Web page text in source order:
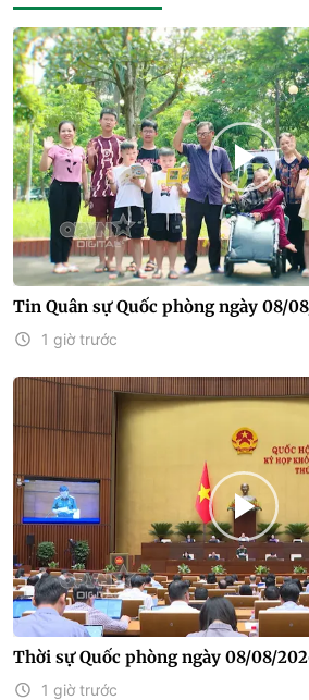
Tin Quân sự Quốc phòng ngày 08/
1 giờ trước
Thời sự Quốc phòng ngày 08/08/
1 giờ trước